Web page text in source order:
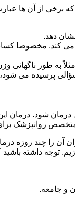
برخی از آن ها
دهد.
می کند. مخصوصا
به طور ناگهانی
پرسیده می
درمان شود. درمان
روانپزشک برای
آن را چند روزه
توجه داشته
و جامعه.